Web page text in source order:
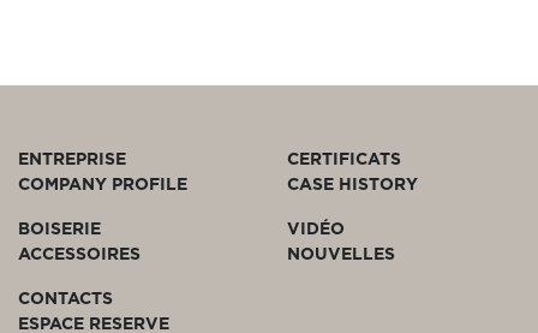
ENTREPRISE
COMPANY PROFILE
CERTIFICATS
CASE HISTORY
BOISERIE
ACCESSOIRES
VIDÉO
NOUVELLES
CONTACTS
ESPACE RESERVE